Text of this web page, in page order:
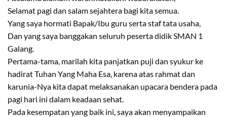
Selamat pagi dan salam sejahtera bagi kita semua.
Yang saya hormati Bapak/Ibu guru serta staf tata usaha,
Dan yang saya banggakan seluruh peserta didik SMAN 1
Galang.
Pertama-tama, marilah kita panjatkan puji dan syukur ke
hadirat Tuhan Yang Maha Esa, karena atas rahmat dan
karunia-Nya kita dapat melaksanakan upacara bendera pada
pagi hari ini dalam keadaan sehat.
Pada kesempatan yang baik ini, saya akan menyampaikan